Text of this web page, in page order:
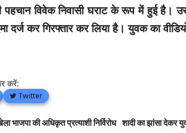
पहचान विवेक निवासी घराट के रूप में हुई है।
कर गिरफ्तार कर लिया है। युवक का
करें:
Twitter
भाजपा की अधिकृत प्रत्याशी निर्विरोध
शादी का झांसा देकर